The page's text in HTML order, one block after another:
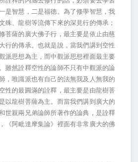
是智慧，二是福德。為了修學智慧，我
殊、龍樹等流傳下來的深見行的傳承；
菩薩的廣大佛子行，最主要是依止由慈
行的傳承。也就是說，當我們講到空性
派思想為主，而中觀派思想裡面最主要
雖然詮釋空性的論師不只有中觀派的論
，唯識派也有自己的法無我及人無我的
性的最圓滿的詮釋，最主要是由龍樹菩
以龍樹菩薩為主。而當我們講到廣大的
世親兩兄弟論師所著作的論典，是詮釋
《阿毗達摩集論》裡面有非常廣大的佛